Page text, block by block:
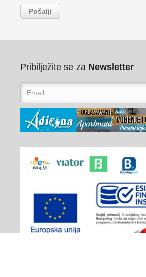
Pribilježite se za Newsletter